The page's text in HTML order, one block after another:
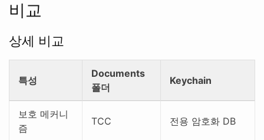
비교
상세 비교
특성
Documents
폴더
Keychain
보호 메커니
즘
TCC 전용 암호화 DB